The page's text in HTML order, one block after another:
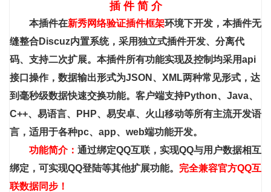
插 件 简 介
本插件在新秀网络验证插件框架环境下开发， 本插件无
缝整合Discuz内置系统，采用独立式插件开发、分离代
码、支持二次扩展。本插件所有功能实现及控制均采用api
接口操作，数据输出形式为JSON、XML两种常见形式，达
到毫秒级数据快速交换功能。客户端支持Python、Java、
C++、易语言、PHP、易安卓、火山移动等所有主流开发语
言，适用于各种pc、app、web端功能开发。
功能简介： 通过绑定QQ互联，实现QQ与用户数据相互
绑定，可实现QQ登陆等其他扩展功能。 完全兼容官方QQ互
联数据同步！